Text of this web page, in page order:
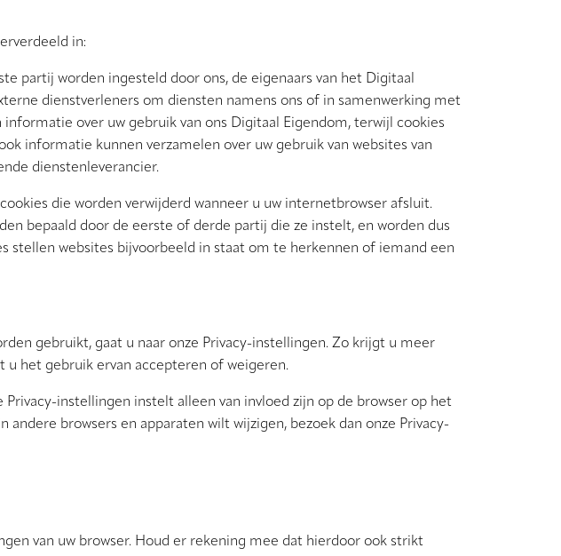
in:
partij worden ingesteld door ons, de eigenaars van het Digitaal
dienstverleners om diensten namens ons of in samenwerking met
over uw gebruik van ons Digitaal Eigendom, terwijl cookies
informatie kunnen verzamelen over uw gebruik van websites van
dienstenleverancier.
die worden verwijderd wanneer u uw internetbrowser afsluit.
bepaald door de eerste of derde partij die ze instelt, en worden dus
stellen websites bijvoorbeeld in staat om te herkennen of iemand een
gebruikt, gaat u naar onze Privacy-instellingen. Zo krijgt u meer
u het gebruik ervan accepteren of weigeren.
instellingen instelt alleen van invloed zijn op de browser op het
browsers en apparaten wilt wijzigen, bezoek dan onze Privacy-
van uw browser. Houd er rekening mee dat hierdoor ook strikt